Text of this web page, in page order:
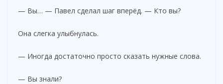
— Вы… — Павел сделал шаг вперёд. — Кто вы?
Она слегка улыбнулась.
— Иногда достаточно просто сказать нужные слова.
— Вы знали?